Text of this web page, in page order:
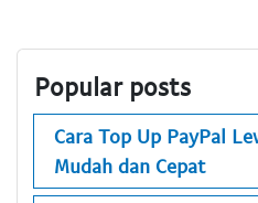
Popular posts
Cara Top Up PayPal
Mudah dan Cepat